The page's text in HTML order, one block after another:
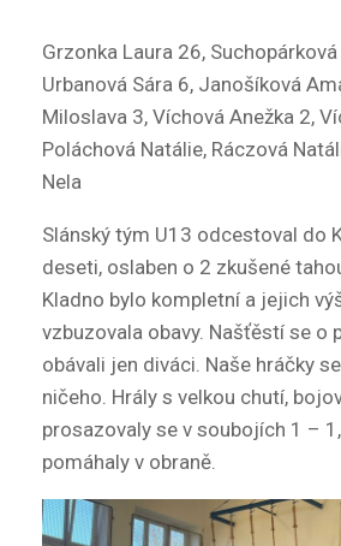
Grzonka Laura 26,
Urbanová Sára 6, Janošíková
Miloslava 3, Víchová Anežka 2,
Poláchová Natálie, Ráczová
Nela
Slánský tým U13 odcestoval do
deseti, oslaben o 2 zkušené
Kladno bylo kompletní a jejich
vzbuzovala obavy. Našťěstí se o
obávali jen diváci. Naše hráčky
ničeho. Hrály s velkou chutí,
prosazovaly se v soubojích 1 –
pomáhaly v obraně.